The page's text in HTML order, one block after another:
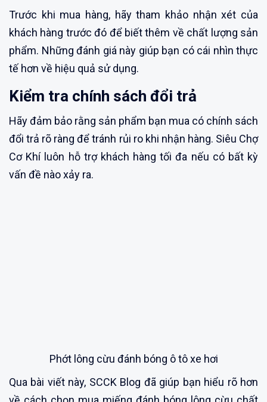
Trước khi mua hàng, hãy tham khảo nhận xét của
khách hàng trước đó để biết thêm về chất lượng sản
phẩm. Những đánh giá này giúp bạn có cái nhìn thực
tế hơn về hiệu quả sử dụng.
Kiểm tra chính sách đổi trả
Hãy đảm bảo rằng sản phẩm bạn mua có chính sách
đổi trả rõ ràng để tránh rủi ro khi nhận hàng. Siêu Chợ
Cơ Khí luôn hỗ trợ khách hàng tối đa nếu có bất kỳ
vấn đề nào xảy ra.
Phớt lông cừu đánh bóng ô tô xe hơi
Qua bài viết này, SCCK Blog đã giúp bạn hiểu rõ hơn